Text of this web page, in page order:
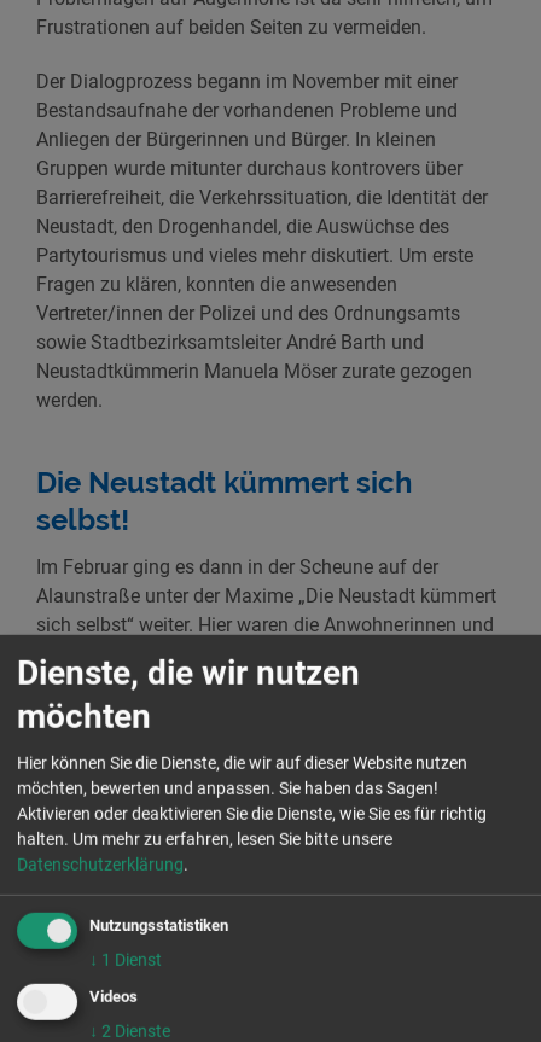
Frustrationen auf beiden Seiten zu vermeiden.
Der Dialogprozess begann im November mit einer
Bestandsaufnahe der vorhandenen Probleme und
Anliegen der Bürgerinnen und Bürger. In kleinen
Gruppen wurde mitunter durchaus kontrovers über
Barrierefreiheit, die Verkehrssituation, die Identität der
Neustadt, den Drogenhandel, die Auswüchse des
Partytourismus und vieles mehr diskutiert. Um erste
Fragen zu klären, konnten die anwesenden
Vertreter/innen der Polizei und des Ordnungsamts
sowie Stadtbezirksamtsleiter André Barth und
Neustadtkümmerin Manuela Möser zurate gezogen
werden.
Die Neustadt kümmert sich
selbst!
Im Februar ging es dann in der Scheune auf der
Alaunstraße unter der Maxime „Die Neustadt kümmert
sich selbst“ weiter. Hier waren die Anwohnerinnen und
Anwohner aufgerufen, selbst Projekte für den
Scheunenvorplatz, die „Woche des guten Lebens“ und
den öffentlichen Raum allgemein zu entwickeln und
wurden in kleinen Gruppen ausformuliert und warten
nun auf ihre Umsetzung. Themenschwerpunkte waren
dabei wieder der Verkehr, Barrierefreiheit und der Müll,
aber auch die Ökologie, Spiel und Spaß.
Zum jüngsten Dialog waren erneut Expert/innen
geladen, damit die Anwohner/innen ihre Anliegen und
Projektideen mit den verantwortlichen Fachstellen
diskutieren und Kontakte knüpfen konnten.
Vertreter/innen der Polizei, des Amtes für Stadtgrün
Dienste, die wir nutzen
möchten
Hier können Sie die Dienste, die wir auf dieser Website nutzen
möchten, bewerten und anpassen. Sie haben das Sagen!
Aktivieren oder deaktivieren Sie die Dienste, wie Sie es für richtig
halten. Um mehr zu erfahren, lesen Sie bitte unsere
Datenschutzerklärung.
Nutzungsstatistiken
↓ 1 Dienst
Videos
↓ 2 Dienste